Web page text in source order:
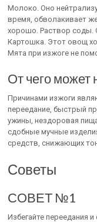
Молоко. Оно
время, обволакивает
хорошо. Раствор соды.
Картошка. Этот овощ
Мята при изжоге не
От чего может
Причинами изжоги
переедание, быстрый
ужины, нездоровая
сдобные мучные
средств, снижающих
Советы
СОВЕТ №1
Избегайте переедания